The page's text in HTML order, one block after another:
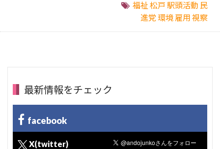
福祉 松戸 駅頭活動 民
進党環境 雇用 視察
最新情報をチェック
facebook
X(twitter)